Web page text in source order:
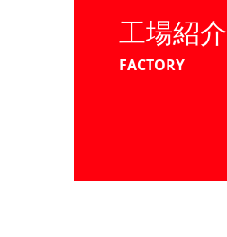
工場紹介
FACTORY